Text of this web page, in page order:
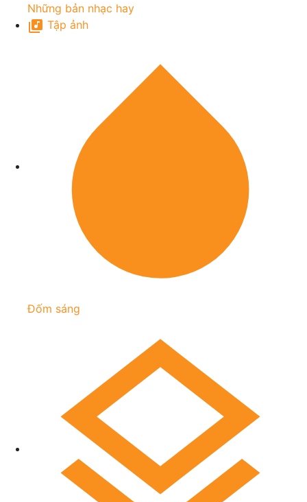
Những bản nhạc hay
Tập ảnh
Đốm sáng